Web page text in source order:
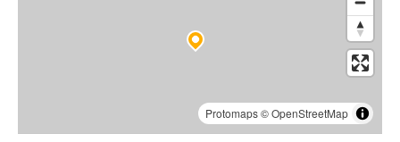
Protomaps©OpenStreetMap